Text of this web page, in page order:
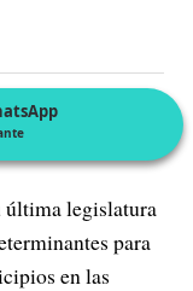
última legislatura
para
en las